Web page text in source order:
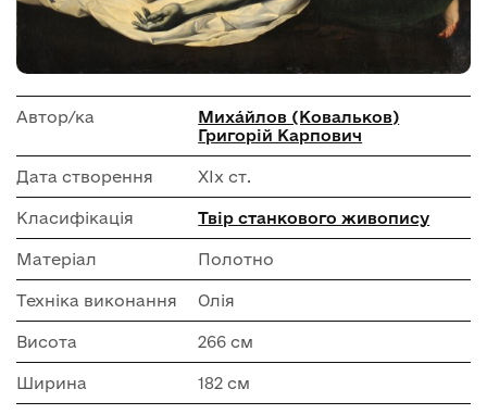
Автор/ка
Миха́йлов (Ковальков)
Григорій Карпович
Дата створення ХІх ст.
Класифікація Твір станкового живопису
Матеріал Полотно
Техніка виконання Олія
Висота 266 см
Ширина 182 см